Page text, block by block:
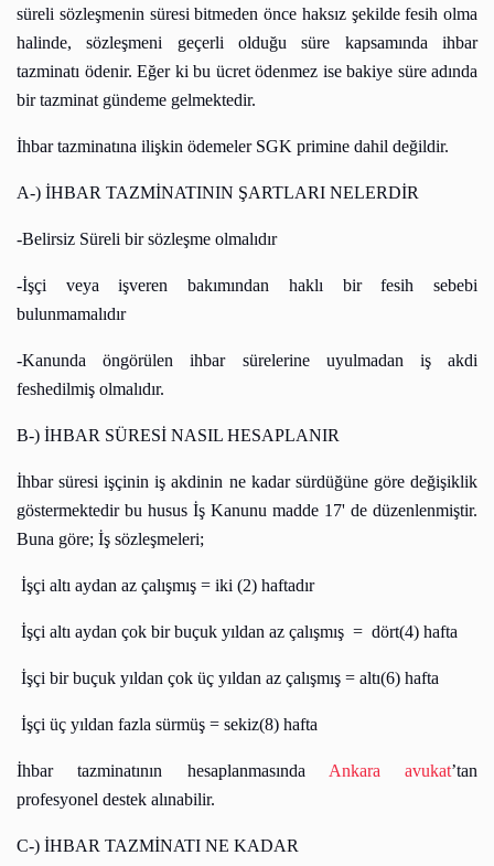
süreli sözleşmenin süresi bitmeden önce haksız şekilde fesih olma
halinde, sözleşmeni geçerli olduğu süre kapsamında ihbar
tazminatı ödenir. Eğer ki bu ücret ödenmez ise bakiye süre adında
bir tazminat gündeme gelmektedir.
İhbar tazminatına ilişkin ödemeler SGK primine dahil değildir.
A-) İHBAR TAZMİNATININ ŞARTLARI NELERDİR
-Belirsiz Süreli bir sözleşme olmalıdır
-İşçi veya işveren bakımından haklı bir fesih sebebi
bulunmamalıdır
-Kanunda öngörülen ihbar sürelerine uyulmadan iş akdi
feshedilmiş olmalıdır.
B-) İHBAR SÜRESİ NASIL HESAPLANIR
İhbar süresi işçinin iş akdinin ne kadar sürdüğüne göre değişiklik
göstermektedir bu husus İş Kanunu madde 17' de düzenlenmiştir.
Buna göre; İş sözleşmeleri;
İşçi altı aydan az çalışmış = iki (2) haftadır
İşçi altı aydan çok bir buçuk yıldan az çalışmış = dört(4) hafta
İşçi bir buçuk yıldan çok üç yıldan az çalışmış = altı(6) hafta
İşçi üç yıldan fazla sürmüş = sekiz(8) hafta
İhbar tazminatının hesaplanmasında Ankara avukat’tan
profesyonel destek alınabilir.
C-) İHBAR TAZMİNATI NE KADAR